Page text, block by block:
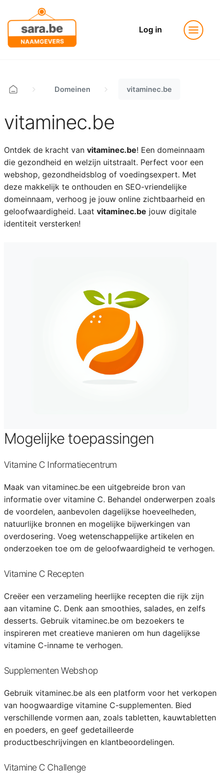
Log in
Domeinen vitaminec.be
vitaminec.be
Ontdek de kracht van vitaminec.be! Een domeinnaam
die gezondheid en welzijn uitstraalt. Perfect voor een
webshop, gezondheidsblog of voedingsexpert. Met
deze makkelijk te onthouden en SEO-vriendelijke
domeinnaam, verhoog je jouw online zichtbaarheid en
geloofwaardigheid. Laat vitaminec.be jouw digitale
identiteit versterken!
Mogelijke toepassingen
Vitamine C Informatiecentrum
Maak van vitaminec.be een uitgebreide bron van
informatie over vitamine C. Behandel onderwerpen zoals
de voordelen, aanbevolen dagelijkse hoeveelheden,
natuurlijke bronnen en mogelijke bijwerkingen van
overdosering. Voeg wetenschappelijke artikelen en
onderzoeken toe om de geloofwaardigheid te verhogen.
Vitamine C Recepten
Creëer een verzameling heerlijke recepten die rijk zijn
aan vitamine C. Denk aan smoothies, salades, en zelfs
desserts. Gebruik vitaminec.be om bezoekers te
inspireren met creatieve manieren om hun dagelijkse
vitamine C-inname te verhogen.
Supplementen Webshop
Gebruik vitaminec.be als een platform voor het verkopen
van hoogwaardige vitamine C-supplementen. Bied
verschillende vormen aan, zoals tabletten, kauwtabletten
en poeders, en geef gedetailleerde
productbeschrijvingen en klantbeoordelingen.
Vitamine C Challenge